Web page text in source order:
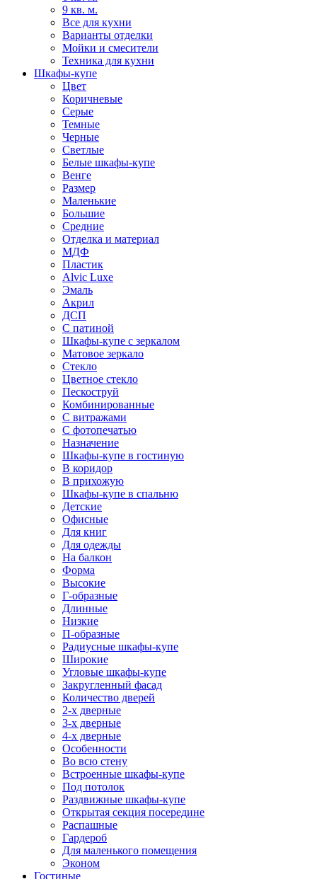
9 кв. м.
Все для кухни
Варианты отделки
Мойки и смесители
Техника для кухни
Шкафы-купе
Цвет
Коричневые
Серые
Темные
Черные
Светлые
Белые шкафы-купе
Венге
Размер
Маленькие
Большие
Средние
Отделка и материал
МДФ
Пластик
Alvic Luxe
Эмаль
Акрил
ДСП
С патиной
Шкафы-купе с зеркалом
Матовое зеркало
Стекло
Цветное стекло
Пескоструй
Комбинированные
С витражами
С фотопечатью
Назначение
Шкафы-купе в гостиную
В коридор
В прихожую
Шкафы-купе в спальню
Детские
Офисные
Для книг
Для одежды
На балкон
Форма
Высокие
Г-образные
Длинные
Низкие
П-образные
Радиусные шкафы-купе
Широкие
Угловые шкафы-купе
Закругленный фасад
Количество дверей
2-х дверные
3-х дверные
4-х дверные
Особенности
Во всю стену
Встроенные шкафы-купе
Под потолок
Раздвижные шкафы-купе
Открытая секция посередине
Распашные
Гардероб
Для маленького помещения
Эконом
Гостиные